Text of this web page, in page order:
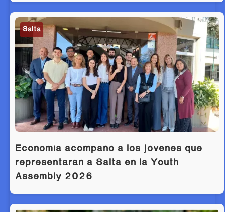
Salta
Economía acompañó a los jóvenes que
representarán a Salta en la Youth
Assembly 2026